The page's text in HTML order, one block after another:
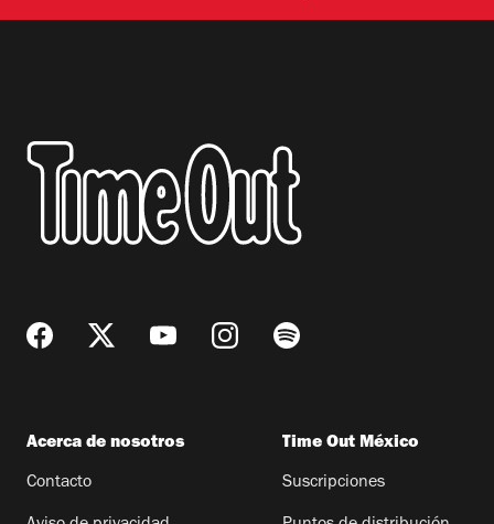
Acerca de nosotros
Contacto
Time Out México
Suscripciones